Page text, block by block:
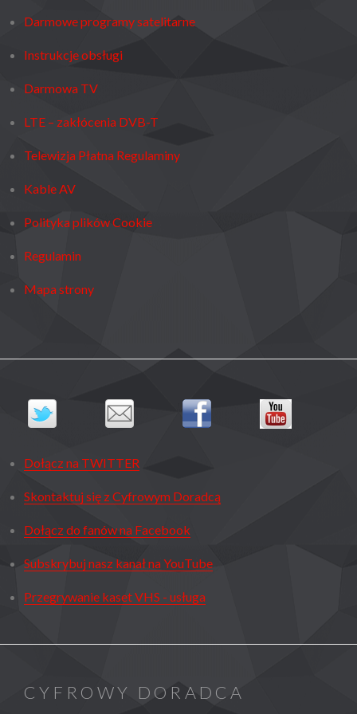
Darmowe programy satelitarne
Instrukcje obsługi
Darmowa TV
LTE – zakłócenia DVB-T
Telewizja Płatna Regulaminy
Kable AV
Polityka plików Cookie
Regulamin
Mapa strony
Dołącz na TWITTER
Skontaktuj się z Cyfrowym Doradcą
Dołącz do fanów na Facebook
Subskrybuj nasz kanał na YouTube
Przegrywanie kaset VHS - usługa
CYFROWY DORADCA